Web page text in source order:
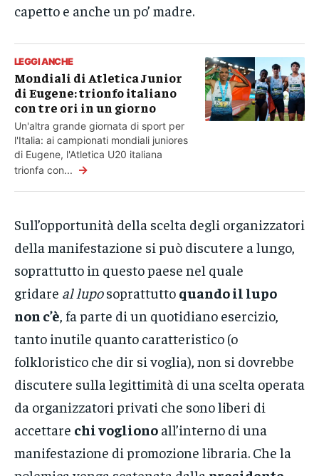
capetto e anche un po’ madre.
LEGGI ANCHE
Mondiali di Atletica Junior
di Eugene: trionfo italiano
con tre ori in un giorno
Un'altra grande giornata di sport per
l'Italia: ai campionati mondiali juniores
di Eugene, l'Atletica U20 italiana
trionfa con... →
Sull’opportunità della scelta degli organizzatori
della manifestazione si può discutere a lungo,
soprattutto in questo paese nel quale
gridare al luposoprattutto quando il lupo
non c’è , fa parte di un quotidiano esercizio,
tanto inutile quanto caratteristico (o
folkloristico che dir si voglia), non si dovrebbe
discutere sulla legittimità di una scelta operata
da organizzatori privati che sono liberi di
accettare chi vogliono all’interno di una
manifestazione di promozione libraria. Che la